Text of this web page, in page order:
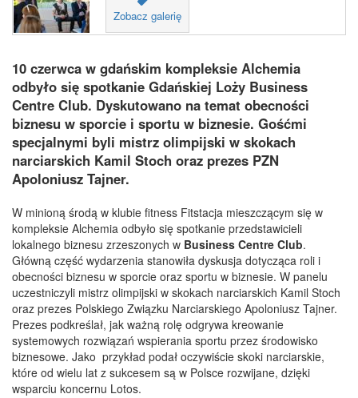
Zobacz galerię
10 czerwca w gdańskim kompleksie Alchemia
odbyło się spotkanie Gdańskiej Loży Business
Centre Club. Dyskutowano na temat obecności
biznesu w sporcie i sportu w biznesie. Gośćmi
specjalnymi byli mistrz olimpijski w skokach
narciarskich Kamil Stoch oraz prezes PZN
Apoloniusz Tajner.
W minioną środą w klubie fitness Fitstacja mieszczącym się w
kompleksie Alchemia odbyło się spotkanie przedstawicieli
lokalnego biznesu zrzeszonych w Business Centre Club.
Główną część wydarzenia stanowiła dyskusja dotycząca roli i
obecności biznesu w sporcie oraz sportu w biznesie. W panelu
uczestniczyli mistrz olimpijski w skokach narciarskich Kamil Stoch
oraz prezes Polskiego Związku Narciarskiego Apoloniusz Tajner.
Prezes podkreślał, jak ważną rolę odgrywa kreowanie
systemowych rozwiązań wspierania sportu przez środowisko
biznesowe. Jako przykład podał oczywiście skoki narciarskie,
które od wielu lat z sukcesem są w Polsce rozwijane, dzięki
wsparciu koncernu Lotos.